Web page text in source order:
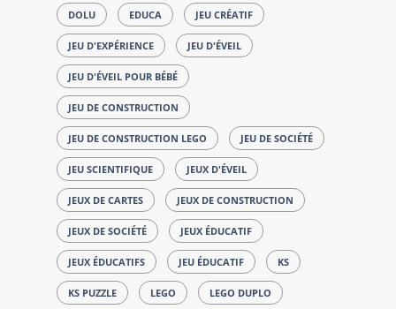
DOLU EDUCA JEU CRÉATIF
JEU D'EXPÉRIENCE JEU D'ÉVEIL
JEU D'ÉVEIL POUR BÉBÉ
JEU DE CONSTRUCTION
JEU DE CONSTRUCTION LEGO JEU DE SOCIÉTÉ
JEU SCIENTIFIQUE JEUX D'ÉVEIL
JEUX DE CARTES JEUX DE CONSTRUCTION
JEUX DE SOCIÉTÉ JEUX ÉDUCATIF
JEUX ÉDUCATIFS JEU ÉDUCATIF KS
KS PUZZLE LEGO LEGO DUPLO